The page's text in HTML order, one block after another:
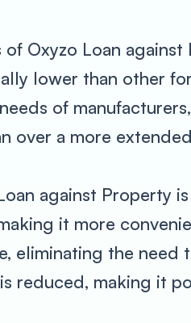
Oxyzo Loan
lower than other
of
over a more
against Property
it more
eliminating the need
reduced, making it